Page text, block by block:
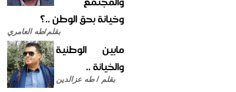
وخيانة بحق الوطن ..؟
بقلم/طه العامري
مابين الوطنية
والخيانة ..
بقلم / طه عزالدين